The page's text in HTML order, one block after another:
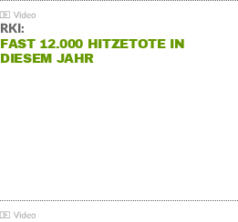
RKI:
FAST 12.000 HITZETOTE IN
DIESEM JAHR